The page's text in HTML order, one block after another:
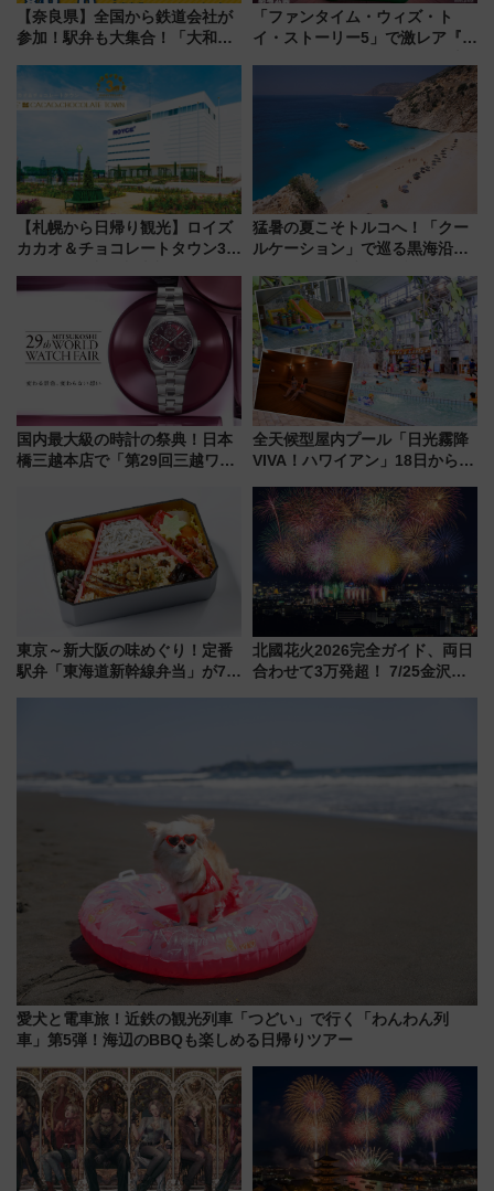
【奈良県】全国から鉄道会社が
参加！駅弁も大集合！「大和鉄
に開催決定
「ファンタイム・ウィズ・ト
イ・ストーリー5」で激レア『ロ
デコレーションも徹底解説
【札幌から日帰り観光】ロイズ
カカオ＆チョコレートタウン3周
詰め放題を開催、ロイズタウン
駅からのアクセスも
猛暑の夏こそトルコへ！「クー
ルケーション」で巡る黒海沿岸
連検索数が前年比237％増、ナ
ショジオも認める『2026年に訪
れるべき世界の旅先』
国内最大級の時計の祭典！日本
橋三越本店で「第29回三越ワー
【2026年8月5日～25日】
全天候型屋内プール「日光霧降
VIVA！ハワイアン」18日から営
ァミリーから大人まで幅広い世
代が一日中楽しる夏のリゾート
を楽しんで
東京～新大阪の味めぐり！定番
駅弁「東海道新幹線弁当」が7月
北國花火2026完全ガイド、両日
合わせて3万発超！ 7/25金沢大
愛犬と電車旅！近鉄の観光列車「つどい」で行く「わんわん列
車」第5弾！海辺のBBQも楽しめる日帰りツアー